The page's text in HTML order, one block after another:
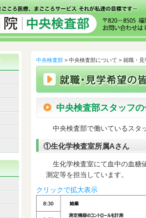
中央検査部 > 中央検査部について > 就職・
中央検査部スタッフの
中央検査部で働いているスタ
①生化学検査室所属Aさん
生化学検査室にて血中の血糖
測定等を担当しています。
クリックで拡大表示